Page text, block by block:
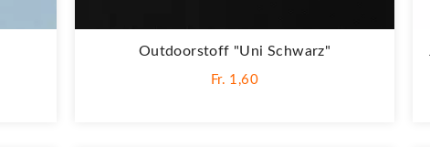
Outdoorstoff "Uni Schwarz"
Fr. 1,60